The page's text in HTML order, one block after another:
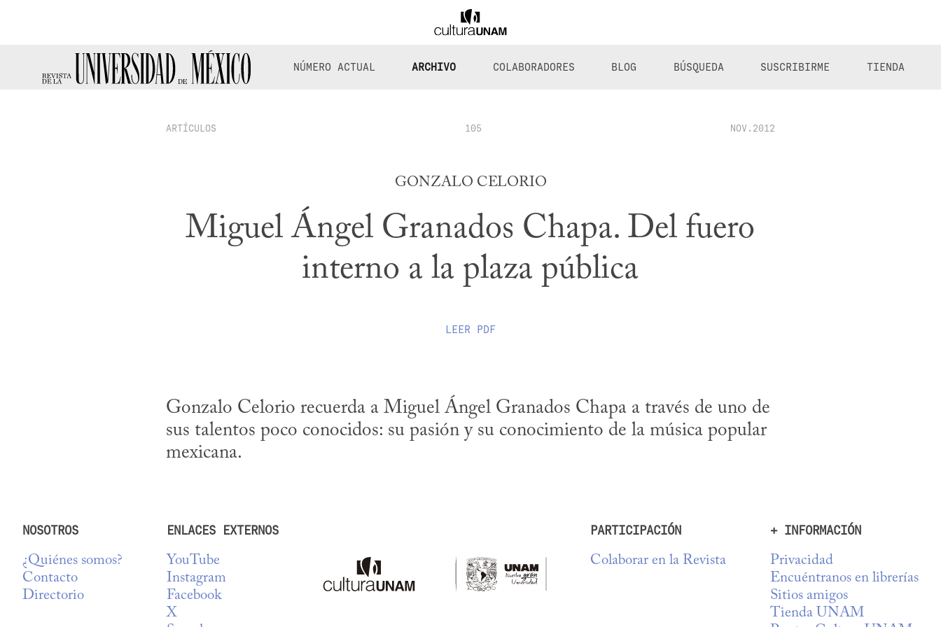
NÚMERO ACTUAL ARCHIVO COLABORADORES BLOG BÚSQUEDA SUSCRIBIRME TIENDA
ARTÍCULOS 105 NOV.2012
GONZALO CELORIO
Miguel Ángel Granados Chapa. Del fuero
interno a la plaza pública
LEER PDF
Gonzalo Celorio recuerda a Miguel Ángel Granados Chapa a través de uno de
sus talentos poco conocidos: su pasión y su conocimiento de la música popular
mexicana.
NOSOTROS
¿Quiénes somos?
Contacto
Directorio
ENLACES EXTERNOS
YouTube
Instagram
Facebook
X
PARTICIPACIÓN
Colaborar en la Revista
+ INFORMACIÓN
Privacidad
Encuéntranos en librerías
Sitios amigos
Tienda UNAM